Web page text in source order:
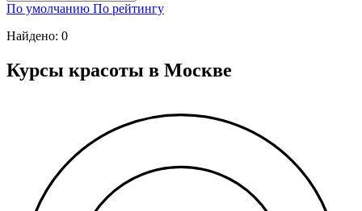
По умолчанию По рейтингу
Найдено: 0
Курсы красоты в Москве